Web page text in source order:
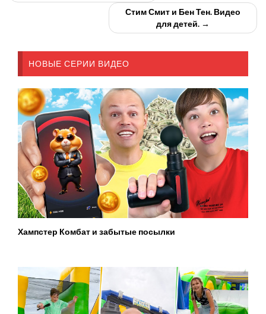
Стим Смит и Бен Тен. Видео
для детей. →
НОВЫЕ СЕРИИ ВИДЕО
Хампстер Комбат и забытые посылки